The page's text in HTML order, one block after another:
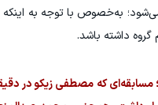
به‌خصوص با توجه به
داشته باشد.